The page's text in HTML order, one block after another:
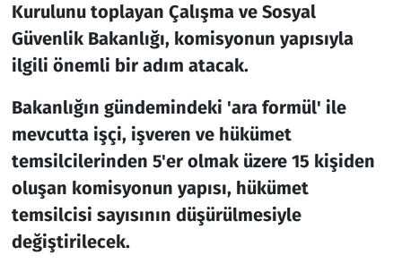
Kurulunu toplayan Çalışma ve Sosyal
Güvenlik Bakanlığı, komisyonun yapısıyla
ilgili önemli bir adım atacak.
Bakanlığın gündemindeki 'ara formül' ile
mevcutta işçi, işveren ve hükümet
temsilcilerinden 5'er olmak üzere 15 kişiden
oluşan komisyonun yapısı, hükümet
temsilcisi sayısının düşürülmesiyle
değiştirilecek.